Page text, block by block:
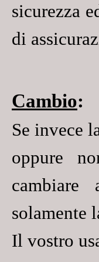
sicurezza
di
Cambio:
Se invece
oppure
cambiare
solamente
Il vostro